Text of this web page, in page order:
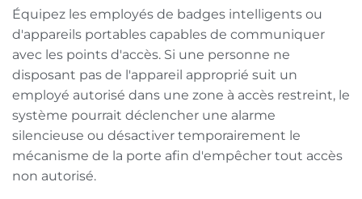
Équipez les employés de badges intelligents ou
d'appareils portables capables de communiquer
avec les points d'accès. Si une personne ne
disposant pas de l'appareil approprié suit un
employé autorisé dans une zone à accès restreint, le
système pourrait déclencher une alarme
silencieuse ou désactiver temporairement le
mécanisme de la porte afin d'empêcher tout accès
non autorisé.